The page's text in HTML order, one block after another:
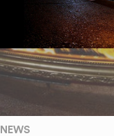
NEWS